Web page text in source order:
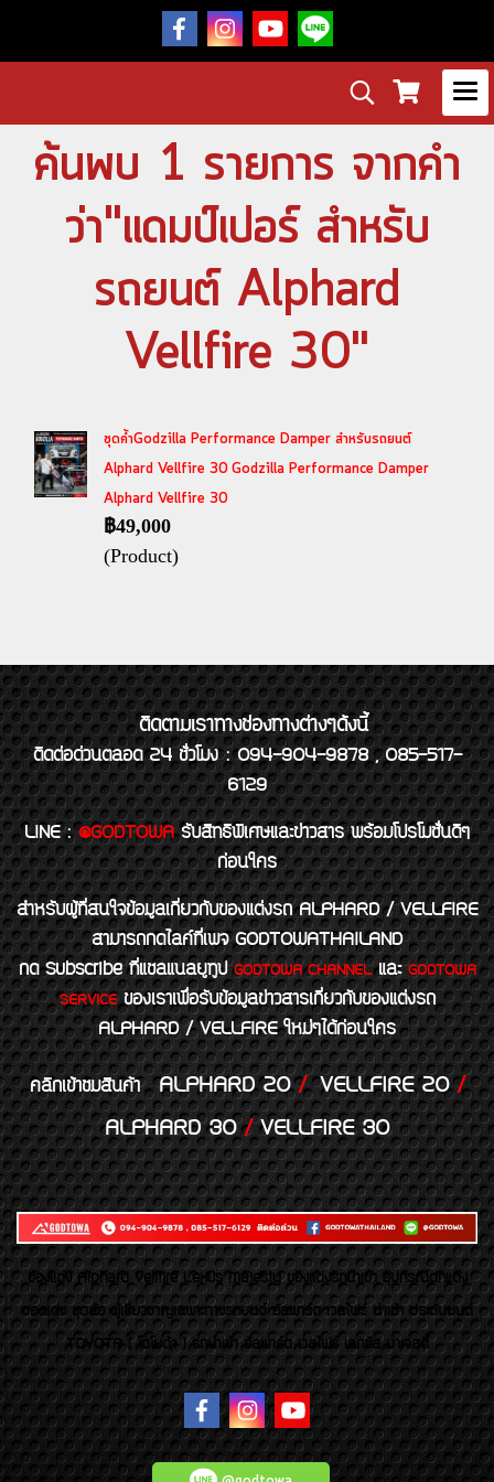
ค้นพบ 1 รายการ จากคำ
ว่า"แดมป์เปอร์ สำหรับ
รถยนต์ Alphard
Vellfire 30"
ชุดค้ำGodzilla Performance Damper สำหรับรถยนต์
Alphard Vellfire 30 Godzilla Performance Damper
Alphard Vellfire 30
฿49,000
(Product)
ติดตามเราทางช่องทางต่างๆดังนี้
ติดต่อด่วนตลอด 24 ชั่วโมง : 094-904-9878 , 085-517-
6129
LINE : @GODTOWA รับสิทธิพิเศษและข่าวสาร พร้อมโปรโมชั่นดีๆ
ก่อนใคร
สำหรับผู้ที่สนใจข้อมูลเกี่ยวกับของแต่งรถ ALPHARD / VELLFIRE
สามารถกดไลค์ที่เพจ GODTOWATHAILAND
กด Subscribe ที่แชลแนลยูทูปGODTOWA CHANNELและGODTOWA
SERVICEของเราเพื่อรับข้อมูลข่าวสารเกี่ยวกับของแต่งรถ
ALPHARD / VELLFIRE ใหม่ๆได้ก่อนใคร
คลิกเข้าชมสินค้า ALPHARD 20/VELLFIRE 20/
ALPHARD 30/VELLFIRE 30
ของเเต่ง Alphard Vellfire Lexus Majesty ของเเต่งรถนำเข้า อุปกรณ์ตกแต่ง
ของแต่ง ชุดล้อ ผู้เชี่ยวชาญเฉพาะทางรถยนต์ อัลพาร์ด เวลไฟร์ นำเข้า ประดับยนต์
TOYOTA ( โตโยต้า ) รถนำเข้า อัลพาร์ด เวลไฟร์ เลกซัส มาเจสตี้